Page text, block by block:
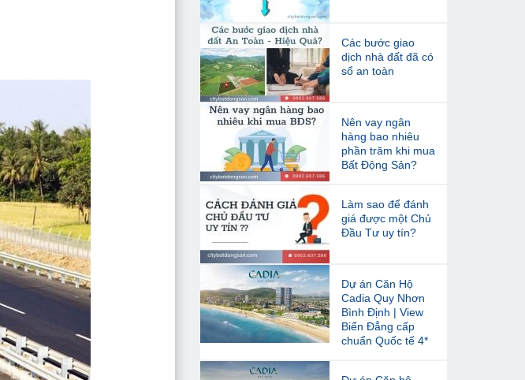
Các bước giao
dịch nhà đất đã có
sổ an toàn
Nên vay ngân
hàng bao nhiêu
phần trăm khi mua
Bất Động Sản?
Làm sao để đánh
giá được một Chủ
Đầu Tư uy tín?
Dự án Căn Hộ
Cadia Quy Nhơn
Bình Định | View
Biển Đẳng cấp
chuẩn Quốc tế 4*